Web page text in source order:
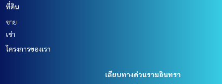
ที่ดิน
ขาย
เช่า
โครงการของเรา
เลียบทางด่วนรามอินทรา